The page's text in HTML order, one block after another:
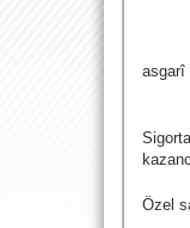
asgarî
Özel